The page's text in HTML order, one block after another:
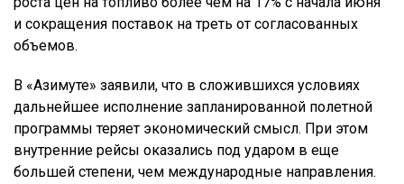
и сокращения поставок на треть от согласованных
объемов.
В «Азимуте» заявили, что в сложившихся условиях
дальнейшее исполнение запланированной полетной
программы теряет экономический смысл. При этом
внутренние рейсы оказались под ударом в еще
большей степени, чем международные направления.